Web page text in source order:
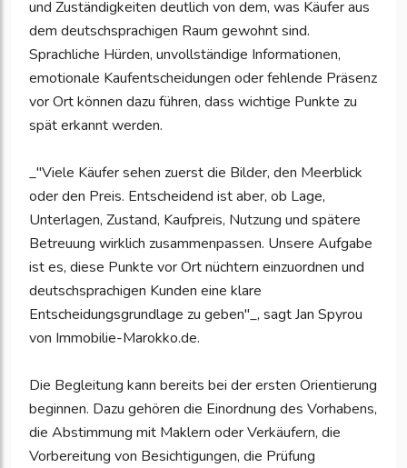
und Zuständigkeiten deutlich von dem, was Käufer aus
dem deutschsprachigen Raum gewohnt sind.
Sprachliche Hürden, unvollständige Informationen,
emotionale Kaufentscheidungen oder fehlende Präsenz
vor Ort können dazu führen, dass wichtige Punkte zu
spät erkannt werden.
_"Viele Käufer sehen zuerst die Bilder, den Meerblick
oder den Preis. Entscheidend ist aber, ob Lage,
Unterlagen, Zustand, Kaufpreis, Nutzung und spätere
Betreuung wirklich zusammenpassen. Unsere Aufgabe
ist es, diese Punkte vor Ort nüchtern einzuordnen und
deutschsprachigen Kunden eine klare
Entscheidungsgrundlage zu geben"_, sagt Jan Spyrou
von Immobilie-Marokko.de.
Die Begleitung kann bereits bei der ersten Orientierung
beginnen. Dazu gehören die Einordnung des Vorhabens,
die Abstimmung mit Maklern oder Verkäufern, die
Vorbereitung von Besichtigungen, die Prüfung